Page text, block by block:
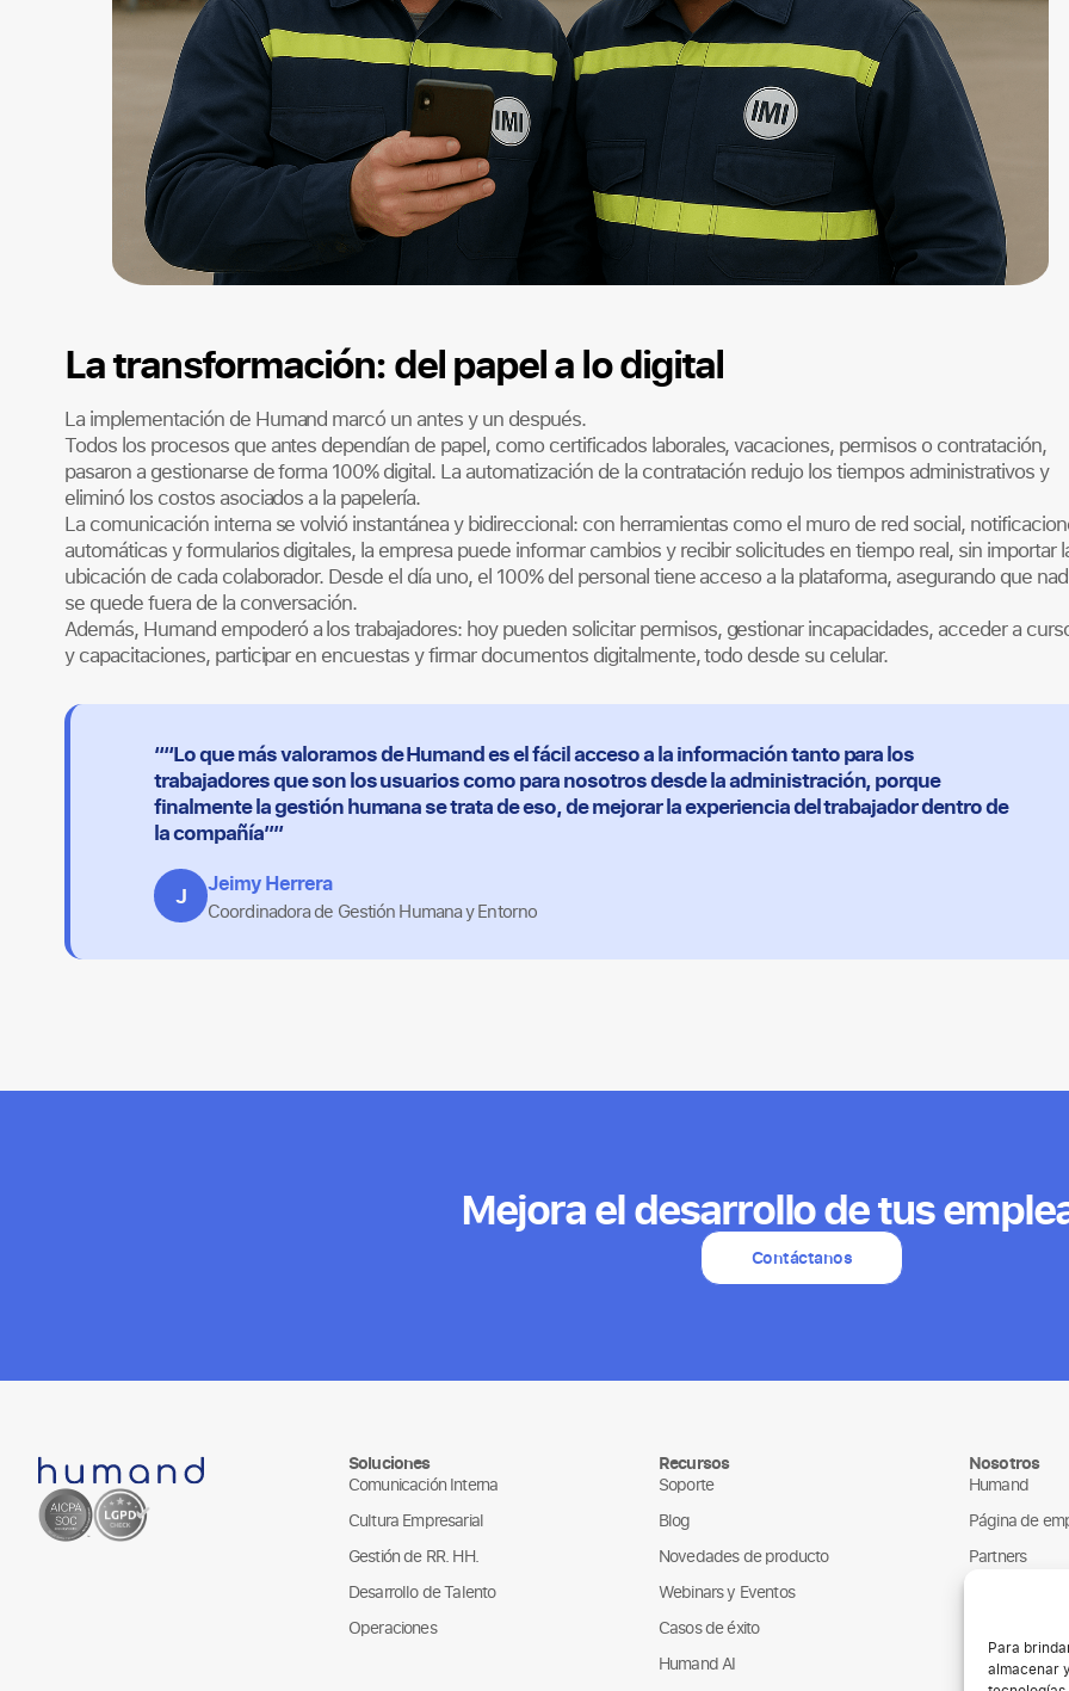
Para
almacenar
La transformación: del papel a lo digital
La implementación de Humand marcó un antes y un después.
Todos los procesos que antes dependían de papel, como certificados laborales, vacaciones, permisos o contratación,
pasaron a gestionarse de forma 100% digital. La automatización de la contratación redujo los tiempos administrativos y
eliminó los costos asociados a la papelería.
La comunicación interna se volvió instantánea y bidireccional: con herramientas como el muro de red social,
automáticas y formularios digitales, la empresa puede informar cambios y recibir solicitudes en tiempo real, sin importar
ubicación de cada colaborador. Desde el día uno, el 100% del personal tiene acceso a la plataforma, asegurando que
se quede fuera de la conversación.
Además, Humand empoderó a los trabajadores: hoy pueden solicitar permisos, gestionar incapacidades, acceder a
y capacitaciones, participar en encuestas y firmar documentos digitalmente, todo desde su celular.
““Lo que más valoramos de Humand es el fácil acceso a la información tanto para los
trabajadores que son los usuarios como para nosotros desde la administración, porque
finalmente la gestión humana se trata de eso, de mejorar la experiencia del trabajador dentro de
la compañía””
J Jeimy Herrera
Coordinadora de Gestión Humana y Entorno
Mejora el desarrollo de tus
Contáctanos
Soluciones
Comunicación Interna
Cultura Empresarial
Gestión de RR. HH.
Desarrollo de Talento
Operaciones
Recursos
Soporte
Blog
Novedades de producto
Webinars y Eventos
Casos de éxito
Humand AI
Nosotros
Humand
Página de
Partners